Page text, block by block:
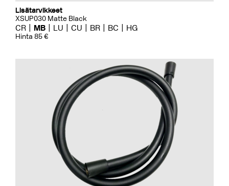
Lisätarvikkeet
XSUP030 Matte Black
CR MB LU CU BR BC HG
Hinta 85 €